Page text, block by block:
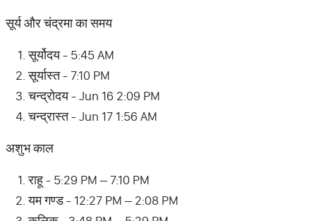
सूर्य और चंद्रमा का समय
सूर्योदय - 5:45 AM
सूर्यास्त - 7:10 PM
चन्द्रोदय - Jun 16 2:09 PM
चन्द्रास्त - Jun 17 1:56 AM
अशुभ काल
राहू - 5:29 PM – 7:10 PM
यम गण्ड - 12:27 PM – 2:08 PM